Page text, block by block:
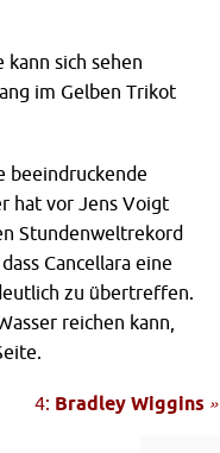
kann sich sehen
im Gelben Trikot
beeindruckende
hat vor Jens Voigt
Stundenweltrekord
Cancellara eine
zu übertreffen.
reichen kann,
4: Bradley Wiggins »